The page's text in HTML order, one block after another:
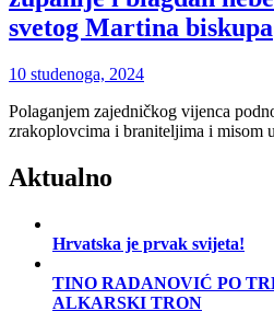
svetog Martina biskupa
10 studenoga, 2024
Polaganjem zajedničkog vijenca
zrakoplovcima i braniteljima i
Aktualno
Hrvatska je prvak svijeta!
TINO RADANOVIĆ PO
ALKARSKI TRON